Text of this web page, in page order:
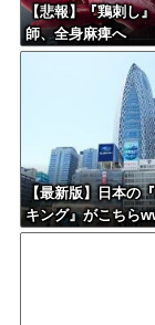
【悲報】『鶏刺し
師、全身麻痺へ
【最新版】日本の
キング』がこちら